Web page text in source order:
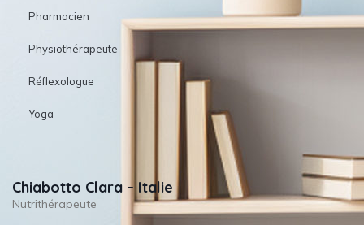
Pharmacien
Physiothérapeute
Réflexologue
Yoga
Chiabotto Clara – Italie
Nutrithérapeute